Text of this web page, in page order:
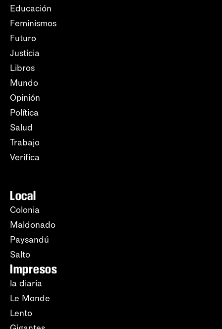
Educación
Feminismos
Futuro
Justicia
Libros
Mundo
Opinión
Política
Salud
Trabajo
Verifica
Local
Colonia
Maldonado
Paysandú
Salto
Impresos
la diaria
Le Monde
Lento